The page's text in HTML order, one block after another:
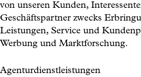
von unseren Kunden,
Geschäftspartner zwecks
Leistungen, Service und
Werbung und Marktforschung.
Agenturdienstleistungen